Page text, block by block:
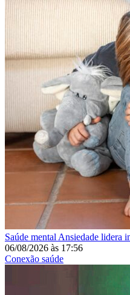
Saúde mental Ansiedade lidera
06/08/2026 às 17:56
Conexão saúde